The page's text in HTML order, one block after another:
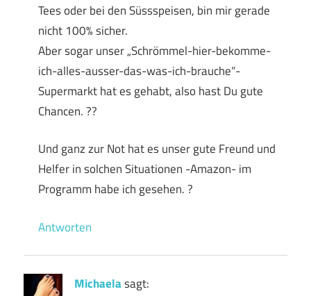
Tees oder bei den Süssspeisen, bin mir gerade
nicht 100% sicher.
Aber sogar unser „Schrömmel-hier-bekomme-
ich-alles-ausser-das-was-ich-brauche“-
Supermarkt hat es gehabt, also hast Du gute
Chancen. ??
Und ganz zur Not hat es unser gute Freund und
Helfer in solchen Situationen -Amazon- im
Programm habe ich gesehen. ?
Antworten
Michaelasagt: